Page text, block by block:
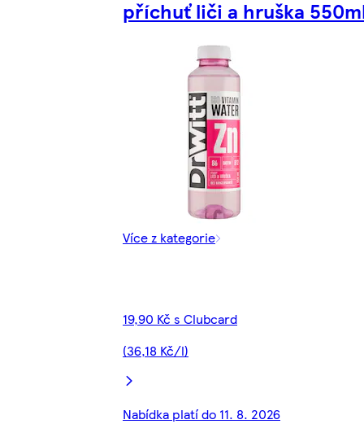
příchuť liči a hruška
Více z kategorie
19,90 Kč s Clubcard
(36,18 Kč/l)
Nabídka platí do 11. 8. 2026